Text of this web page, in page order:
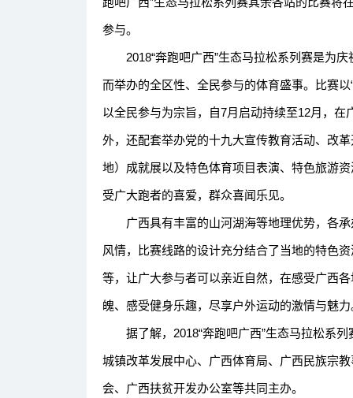
参与。
2018“奔跑吧广西”生态马拉松系列赛是为庆
而举办的全区性、全民参与的体育盛事。比赛
以全民参与为宗旨，自7月启动持续至12月，
外，还配套举办党的十九大宣传教育活动、改
地）成就展以及特色体育项目表演、特色旅游
受广大跑者的喜爱，群众喜闻乐见。
广西具有丰富的山河湖海等地理优势，各承
风情，比赛线路的设计充分结合了当地的特色
等，让广大参与者可以亲近自然，在感受广西
魄、感受健身乐趣，尽享户外运动的激情与魅力
据了解，2018“奔跑吧广西”生态马拉松系列
城镇改革发展中心、广西体育局、广西民族宗
会、广西扶贫开发办公室等共同主办。